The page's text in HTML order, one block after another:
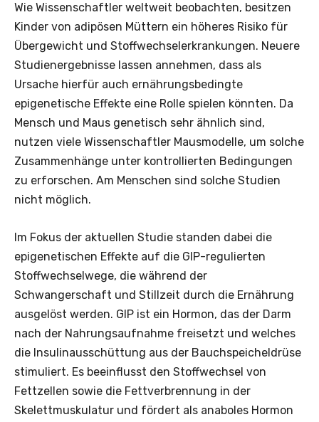
Wie Wissenschaftler weltweit beobachten, besitzen
Kinder von adipösen Müttern ein höheres Risiko für
Übergewicht und Stoffwechselerkrankungen. Neuere
Studienergebnisse lassen annehmen, dass als
Ursache hierfür auch ernährungsbedingte
epigenetische Effekte eine Rolle spielen könnten. Da
Mensch und Maus genetisch sehr ähnlich sind,
nutzen viele Wissenschaftler Mausmodelle, um solche
Zusammenhänge unter kontrollierten Bedingungen
zu erforschen. Am Menschen sind solche Studien
nicht möglich.
Im Fokus der aktuellen Studie standen dabei die
epigenetischen Effekte auf die GIP-regulierten
Stoffwechselwege, die während der
Schwangerschaft und Stillzeit durch die Ernährung
ausgelöst werden. GIP ist ein Hormon, das der Darm
nach der Nahrungsaufnahme freisetzt und welches
die Insulinausschüttung aus der Bauchspeicheldrüse
stimuliert. Es beeinflusst den Stoffwechsel von
Fettzellen sowie die Fettverbrennung in der
Skelettmuskulatur und fördert als anaboles Hormon